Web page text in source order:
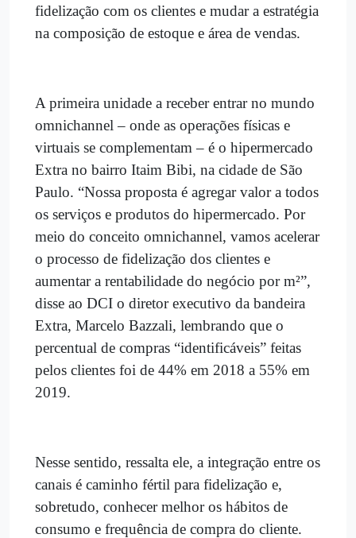
fidelização com os clientes e mudar a estratégia
na composição de estoque e área de vendas.
A primeira unidade a receber entrar no mundo
omnichannel – onde as operações físicas e
virtuais se complementam – é o hipermercado
Extra no bairro Itaim Bibi, na cidade de São
Paulo. “Nossa proposta é agregar valor a todos
os serviços e produtos do hipermercado. Por
meio do conceito omnichannel, vamos acelerar
o processo de fidelização dos clientes e
aumentar a rentabilidade do negócio por m²”,
disse ao DCI o diretor executivo da bandeira
Extra, Marcelo Bazzali, lembrando que o
percentual de compras “identificáveis” feitas
pelos clientes foi de 44% em 2018 a 55% em
2019.
Nesse sentido, ressalta ele, a integração entre os
canais é caminho fértil para fidelização e,
sobretudo, conhecer melhor os hábitos de
consumo e frequência de compra do cliente.